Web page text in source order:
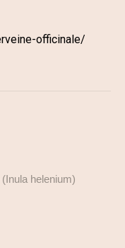
officinale/
helenium)